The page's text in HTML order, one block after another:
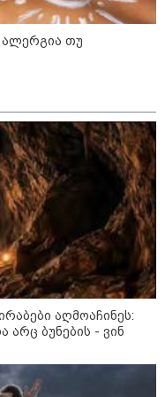
რომ მასწავლებელი
ავიწროებდა,
წაქეზება იყო" -
ალერგია თუ
აღმოაჩინეს:
არც ბუნების - ვინ